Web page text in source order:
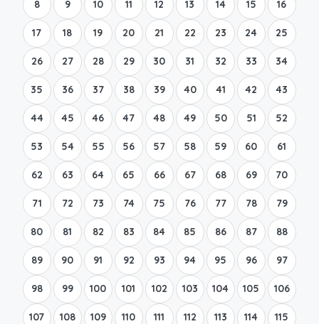
8 9 10 11 12 13 14 15 16
17 18 19 20 21 22 23 24 25
26 27 28 29 30 31 32 33 34
35 36 37 38 39 40 41 42 43
44 45 46 47 48 49 50 51 52
53 54 55 56 57 58 59 60 61
62 63 64 65 66 67 68 69 70
71 72 73 74 75 76 77 78 79
80 81 82 83 84 85 86 87 88
89 90 91 92 93 94 95 96 97
98 99 100 101 102 103 104 105 106
107 108 109 110 111 112 113 114 115